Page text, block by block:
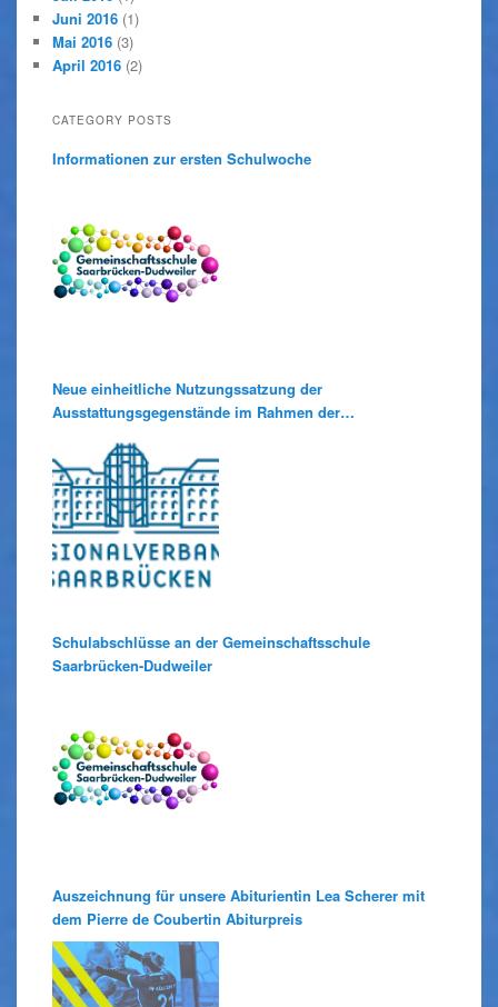
Juni 2016(1)
Mai 2016(3)
April 2016(2)
CATEGORY POSTS
Informationen zur ersten Schulwoche
Neue einheitliche Nutzungssatzung der
Ausstattungsgegenstände im Rahmen der
Schulabschlüsse an der Gemeinschaftsschule
Saarbrücken-Dudweiler
Auszeichnung für unsere Abiturientin Lea Scherer mit
dem Pierre de Coubertin Abiturpreis